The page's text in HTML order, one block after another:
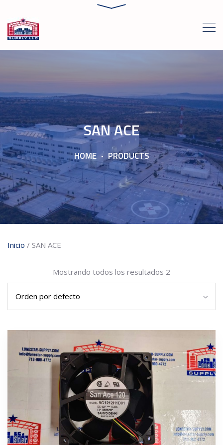
SAN ACE
HOME PRODUCTS
Inicio / SAN ACE
Mostrando todos los resultados 2
3 left in stock